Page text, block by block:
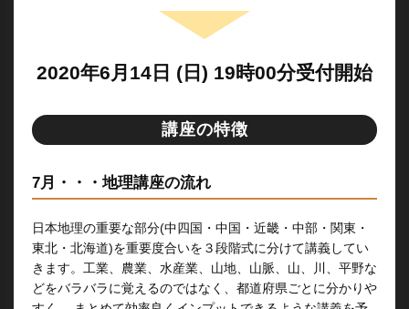
2020年6月14日 (日) 19時00分受付開始
講座の特徴
7月・・・地理講座の流れ
日本地理の重要な部分(中四国・中国・近畿・中部・関東・
東北・北海道)を重要度合いを３段階式に分けて講義してい
きます。工業、農業、水産業、山地、山脈、山、川、平野な
どをバラバラに覚えるのではなく、都道府県ごとに分かりや